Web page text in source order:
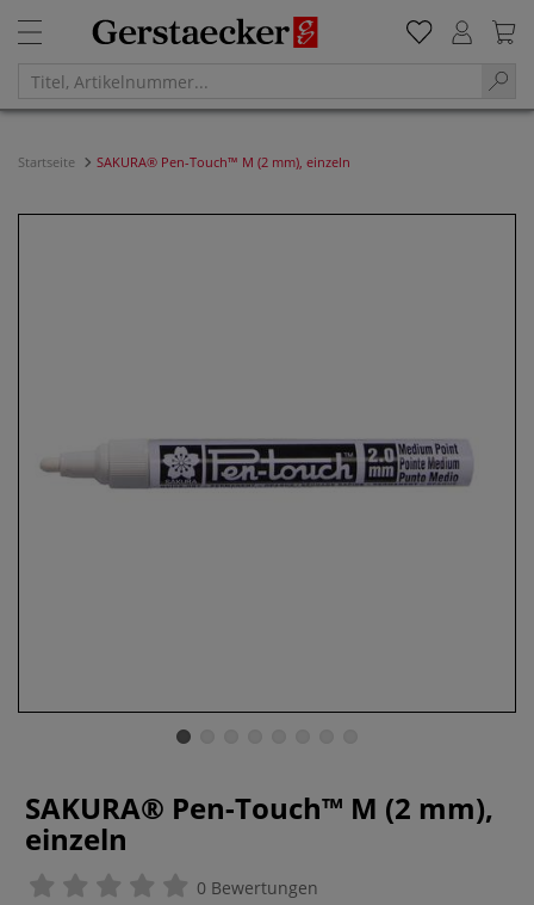
Startseite SAKURA® Pen-Touch™ M (2 mm), einzeln
SAKURA® Pen-Touch™ M (2 mm),
einzeln
0 Bewertungen